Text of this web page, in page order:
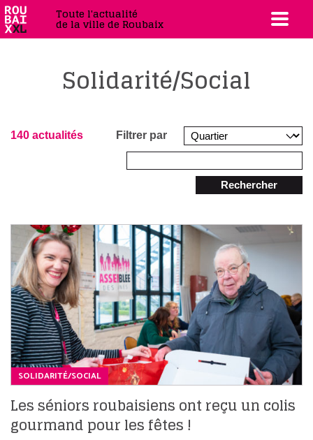
Toute l'actualité
de la ville de Roubaix
Solidarité/Social
140 actualités Filtrer par
Rechercher
SOLIDARITÉ/SOCIAL
Les séniors roubaisiens ont reçu un colis
gourmand pour les fêtes !